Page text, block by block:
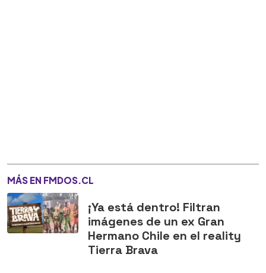
MÁS EN FMDOS.CL
¡Ya está dentro! Filtran
imágenes de un ex Gran
Hermano Chile en el reality
Tierra Brava